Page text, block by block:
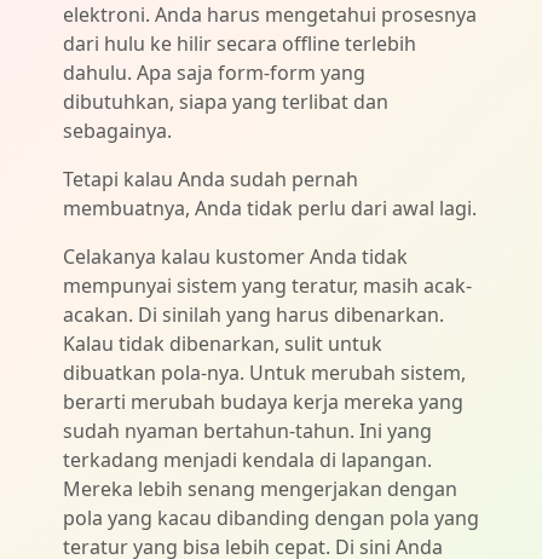
elektroni. Anda harus mengetahui prosesnya
dari hulu ke hilir secara offline terlebih
dahulu. Apa saja form-form yang
dibutuhkan, siapa yang terlibat dan
sebagainya.
Tetapi kalau Anda sudah pernah
membuatnya, Anda tidak perlu dari awal lagi.
Celakanya kalau kustomer Anda tidak
mempunyai sistem yang teratur, masih acak-
acakan. Di sinilah yang harus dibenarkan.
Kalau tidak dibenarkan, sulit untuk
dibuatkan pola-nya. Untuk merubah sistem,
berarti merubah budaya kerja mereka yang
sudah nyaman bertahun-tahun. Ini yang
terkadang menjadi kendala di lapangan.
Mereka lebih senang mengerjakan dengan
pola yang kacau dibanding dengan pola yang
teratur yang bisa lebih cepat. Di sini Anda